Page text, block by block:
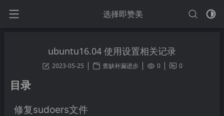
选择即赞美
ubuntu16.04 使用设置相关记录
2023-05-25 查缺补漏进步 0 0
目录
修复sudoers文件